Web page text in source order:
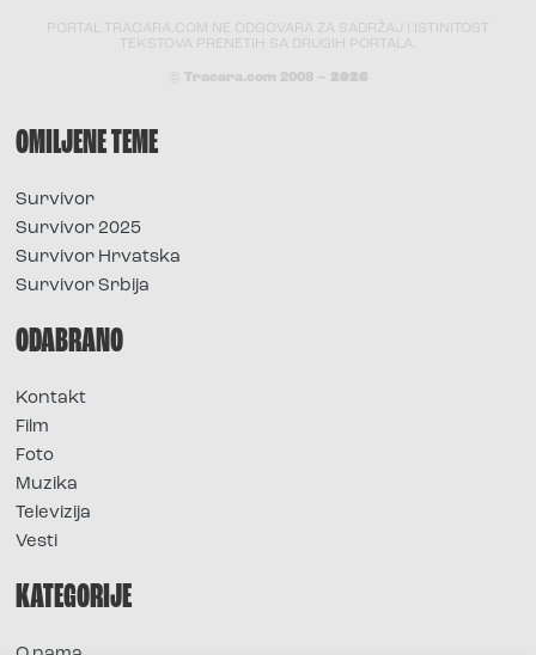
PORTAL TRACARA.COM NE ODGOVARA ZA SADRŽAJ I ISTINITOST
TEKSTOVA PRENETIH SA DRUGIH PORTALA.
© Tracara.com 2008 – 2026
OMILJENE TEME
Survivor
Survivor 2025
Survivor Hrvatska
Survivor Srbija
ODABRANO
Kontakt
Film
Foto
Muzika
Televizija
Vesti
KATEGORIJE